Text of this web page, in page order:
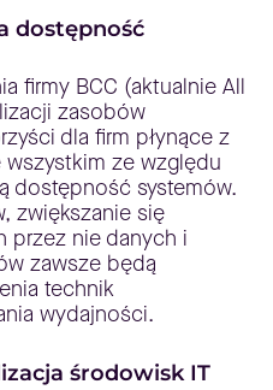
dostępność
firmy BCC (aktualnie All
zasobów
dla firm płynące z
ze względu
dostępność systemów.
zwiększanie się
przez nie danych i
zawsze będą
technik
wydajności.
środowisk IT